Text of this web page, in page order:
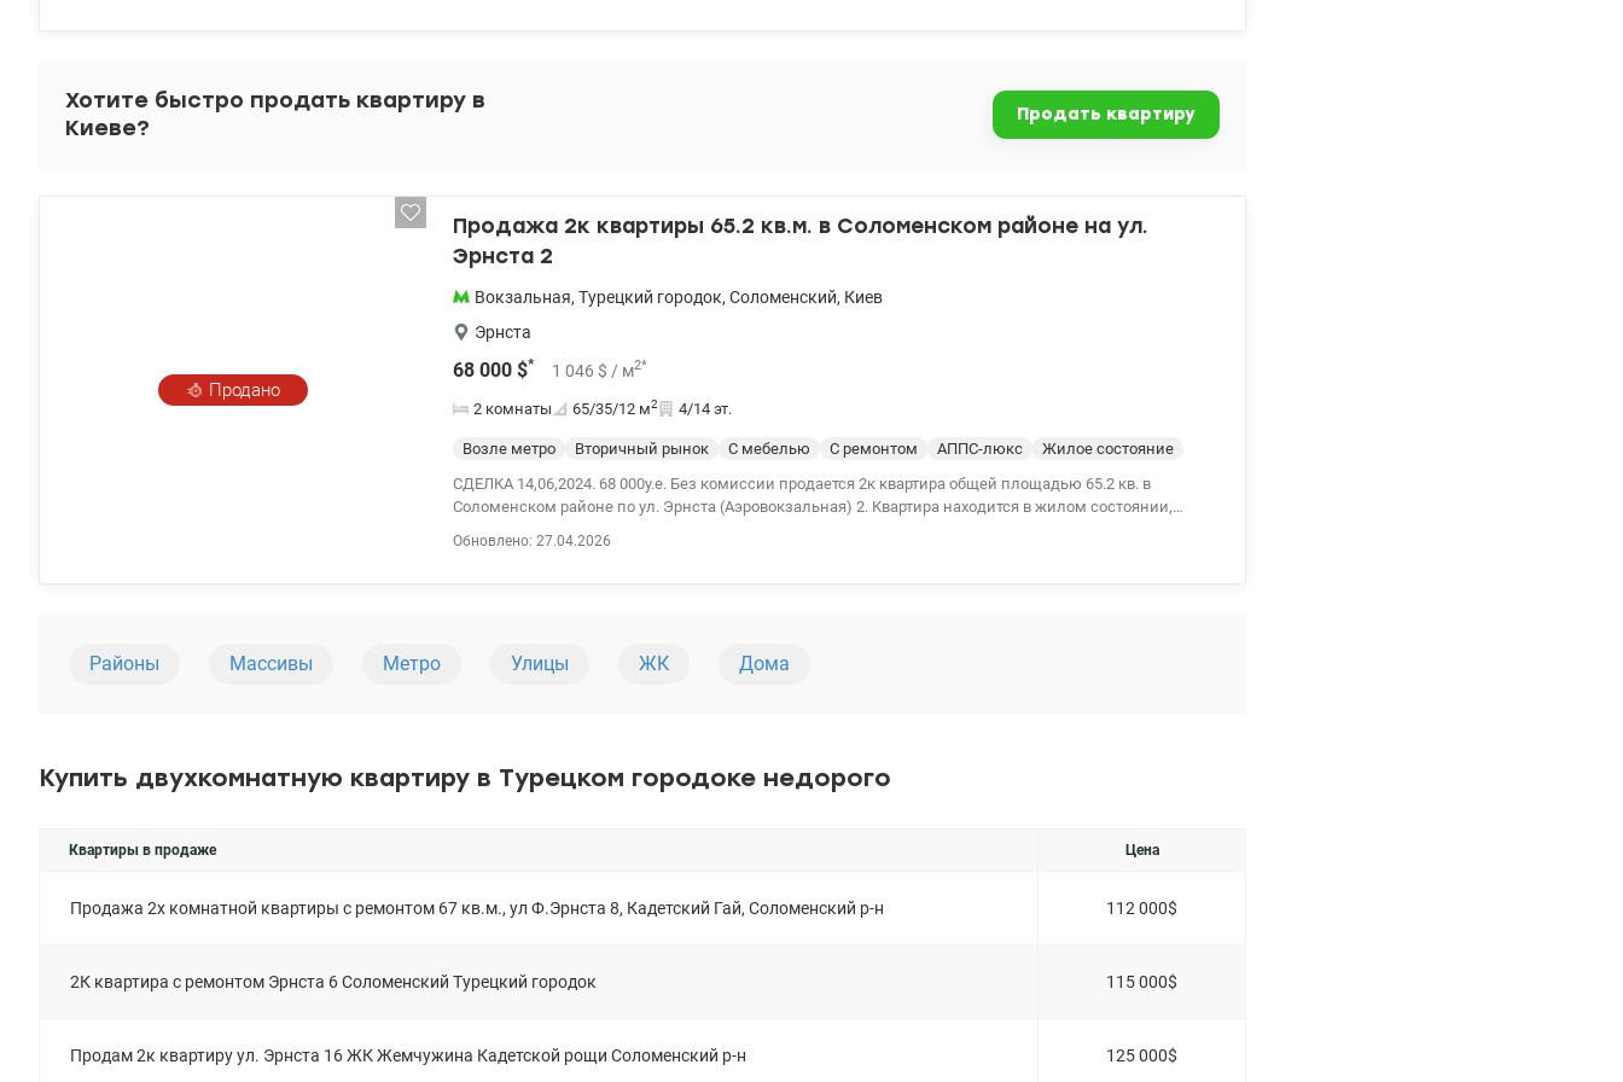
Хотите быстро продать квартиру в
Киеве?
Продать квартиру
Продано
Продажа 2к квартиры 65.2 кв.м. в Соломенском районе на ул.
Эрнста 2
Вокзальная, Турецкий городок, Соломенский, Киев
Эрнста
68 000 $* 1 046 $ / м2*
2 комнаты 65/35/12 м2 4/14 эт.
Возле метро Вторичный рынок С мебелью С ремонтом АППС-люкс
Жилое состояние
СДЕЛКА 14,06,2024. 68 000у.е. Без комиссии продается 2к квартира общей площадью 65.2 кв. в
Соломенском районе по ул. Эрнста (Аэровокзальная) 2. Квартира находится в жилом состоянии,
остановками общественного транспорта (автобусы и троллейбусы), а всего в 200 метрах от дома
Цена 68 000 у.е. Без комиссии для покупателя тел. 095 556 43 66 Андрей valion.ua/1112219
Обновлено: 27.04.2026
Районы Массивы Метро Улицы ЖК Дома
Купить двухкомнатную квартиру в Турецком городоке недорого
Квартиры в продаже Цена
Продажа 2х комнатной квартиры с ремонтом 67 кв.м., ул Ф.Эрнста 8, Кадетский Гай, Соломенский р-н 112 000$
2К квартира с ремонтом Эрнста 6 Соломенский Турецкий городок 115 000$
Продам 2к квартиру ул. Эрнста 16 ЖК Жемчужина Кадетской рощи Соломенский р-н 125 000$